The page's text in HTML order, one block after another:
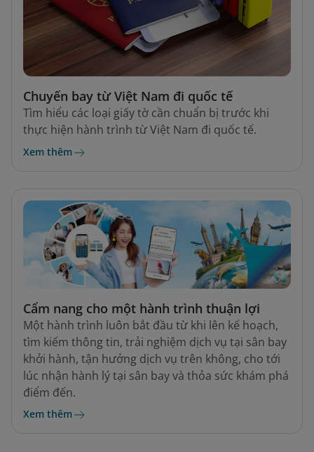
Chuyến bay từ Việt Nam đi quốc tế
Tìm hiểu các loại giấy tờ cần chuẩn bị trước khi
thực hiện hành trình từ Việt Nam đi quốc tế.
Xem thêm
Cẩm nang cho một hành trình thuận lợi
Một hành trình luôn bắt đầu từ khi lên kế hoạch,
tìm kiếm thông tin, trải nghiệm dịch vụ tại sân bay
khởi hành, tận hưởng dịch vụ trên không, cho tới
lúc nhận hành lý tại sân bay và thỏa sức khám phá
điểm đến.
Xem thêm